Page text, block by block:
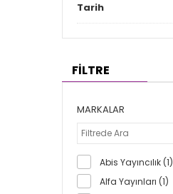
Tarih
FİLTRE
MARKALAR
Abis Yayıncılık (1)
Alfa Yayınları (1)